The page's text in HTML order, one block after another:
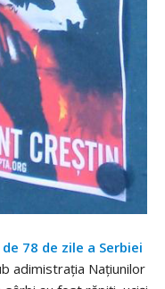
78 de zile a Serbiei
adimistraţia Naţiunilor